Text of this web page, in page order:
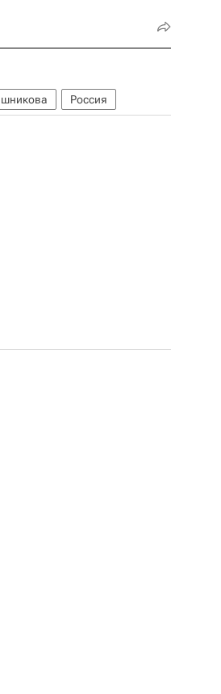
Россия